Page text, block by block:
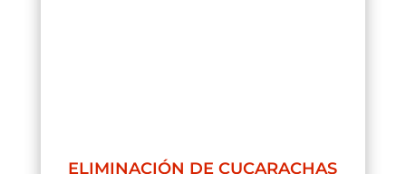
ELIMINACIÓN DE CUCARACHAS